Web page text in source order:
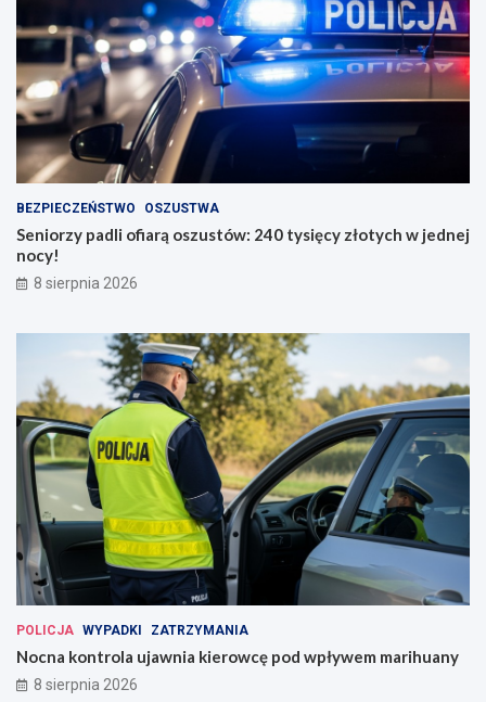
BEZPIECZEŃSTWO OSZUSTWA
Seniorzy padli ofiarą oszustów: 240 tysięcy złotych w jednej
nocy!
8 sierpnia 2026
POLICJA WYPADKI ZATRZYMANIA
Nocna kontrola ujawnia kierowcę pod wpływem marihuany
8 sierpnia 2026